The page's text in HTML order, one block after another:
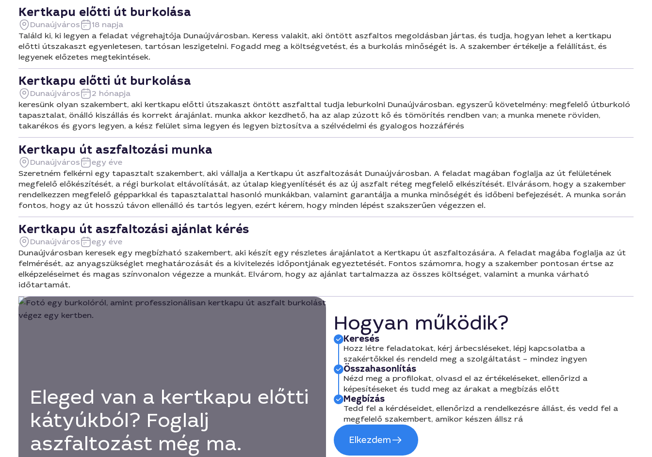
Kertkapu előtti út burkolása
Dunaújváros
18 napja
Találd ki, ki legyen a feladat végrehajtója Dunaújvárosban. Keress valakit, aki öntött aszfaltos megoldásban jártas, és tudja, hogyan lehet a kertkapu
előtti útszakaszt egyenletesen, tartósan leszigetelni. Fogadd meg a költségvetést, és a burkolás minőségét is. A szakember értékelje a felállítást, és
legyenek előzetes megtekintések.
Kertkapu előtti út burkolása
Dunaújváros
2 hónapja
keresünk olyan szakembert, aki kertkapu előtti útszakaszt öntött aszfalttal tudja leburkolni Dunaújvárosban. egyszerű követelmény: megfelelő útburkoló
tapasztalat, önálló kiszállás és korrekt árajánlat. munka akkor kezdhető, ha az alap zúzott kő és tömörítés rendben van; a munka menete röviden,
takarékos és gyors legyen, a kész felület sima legyen és legyen biztosítva a szélvédelmi és gyalogos hozzáférés
Kertkapu út aszfaltozási munka
Dunaújváros
egy éve
Szeretném felkérni egy tapasztalt szakembert, aki vállalja a Kertkapu út aszfaltozását Dunaújvárosban. A feladat magában foglalja az út felületének
megfelelő előkészítését, a régi burkolat eltávolítását, az útalap kiegyenlítését és az új aszfalt réteg megfelelő elkészítését. Elvárásom, hogy a szakember
rendelkezzen megfelelő gépparkkal és tapasztalattal hasonló munkákban, valamint garantálja a munka minőségét és időbeni befejezését. A munka során
fontos, hogy az út hosszú távon ellenálló és tartós legyen, ezért kérem, hogy minden lépést szakszerűen végezzen el.
Kertkapu út aszfaltozási ajánlat kérés
Dunaújváros
egy éve
Dunaújvárosban keresek egy megbízható szakembert, aki készít egy részletes árajánlatot a Kertkapu út aszfaltozására. A feladat magába foglalja az út
felmérését, az anyagszükséglet meghatározását és a kivitelezés időpontjának egyeztetését. Fontos számomra, hogy a szakember pontosan értse az
elképzeléseimet és magas színvonalon végezze a munkát. Elvárom, hogy az ajánlat tartalmazza az összes költséget, valamint a munka várható
időtartamát.
Eleged van a kertkapu előtti
kátyúkból? Foglalj
aszfaltozást még ma.
Hogyan működik?
Keresés
Hozz létre feladatokat, kérj árbecsléseket, lépj kapcsolatba a
szakértőkkel és rendeld meg a szolgáltatást – mindez ingyen
Összahasonlítás
Nézd meg a profilokat, olvasd el az értékeléseket, ellenőrizd a
képesítéseket és tudd meg az árakat a megbízás előtt
Megbízás
Tedd fel a kérdéseidet, ellenőrizd a rendelkezésre állást, és vedd fel a
megfelelő szakembert, amikor készen állsz rá
Elkezdem